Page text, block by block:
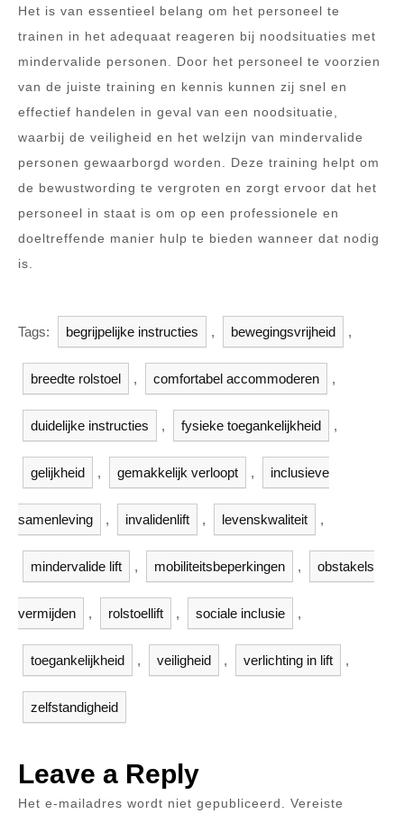
Het is van essentieel belang om het personeel te
trainen in het adequaat reageren bij noodsituaties met
mindervalide personen. Door het personeel te voorzien
van de juiste training en kennis kunnen zij snel en
effectief handelen in geval van een noodsituatie,
waarbij de veiligheid en het welzijn van mindervalide
personen gewaarborgd worden. Deze training helpt om
de bewustwording te vergroten en zorgt ervoor dat het
personeel in staat is om op een professionele en
doeltreffende manier hulp te bieden wanneer dat nodig
is.
Tags: begrijpelijke instructies , bewegingsvrijheid ,
breedte rolstoel , comfortabel accommoderen ,
duidelijke instructies , fysieke toegankelijkheid ,
gelijkheid , gemakkelijk verloopt , inclusieve
samenleving , invalidenlift , levenskwaliteit ,
mindervalide lift , mobiliteitsbeperkingen , obstakels
vermijden , rolstoellift , sociale inclusie ,
toegankelijkheid , veiligheid , verlichting in lift ,
zelfstandigheid
Leave a Reply
Het e-mailadres wordt niet gepubliceerd.
Vereiste